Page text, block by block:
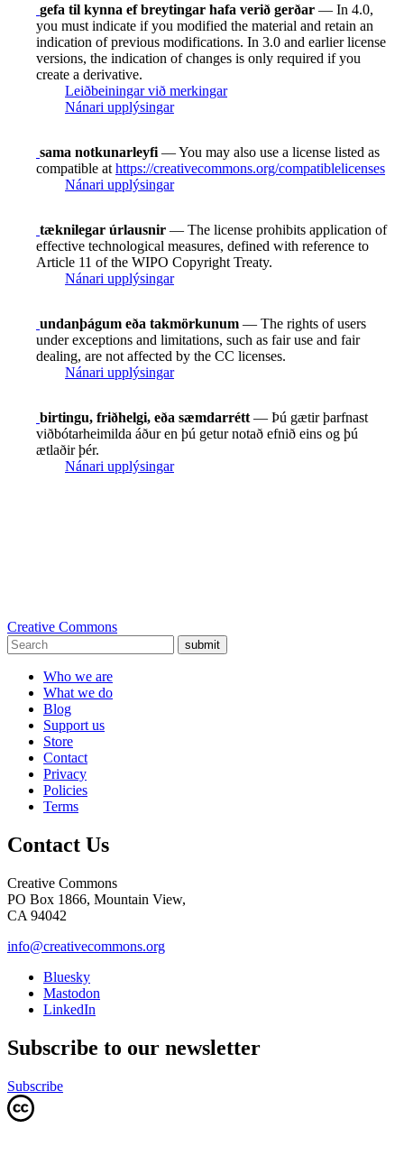
gefa til kynna ef breytingar hafa verið gerðar — In 4.0,
you must indicate if you modified the material and retain an
indication of previous modifications. In 3.0 and earlier license
versions, the indication of changes is only required if you
create a derivative.
Leiðbeiningar við merkingar
Nánari upplýsingar
sama notkunarleyfi — You may also use a license listed as
compatible at https://creativecommons.org/compatiblelicenses
Nánari upplýsingar
tæknilegar úrlausnir — The license prohibits application of
effective technological measures, defined with reference to
Article 11 of the WIPO Copyright Treaty.
Nánari upplýsingar
undanþágum eða takmörkunum — The rights of users
under exceptions and limitations, such as fair use and fair
dealing, are not affected by the CC licenses.
Nánari upplýsingar
birtingu, friðhelgi, eða sæmdarrétt — Þú gætir þarfnast
viðbótarheimilda áður en þú getur notað efnið eins og þú
ætlaðir þér.
Nánari upplýsingar
Creative Commons
submit
Who we are
What we do
Blog
Support us
Store
Contact
Privacy
Policies
Terms
Contact Us
Creative Commons
PO Box 1866, Mountain View,
CA 94042
info@creativecommons.org
Bluesky
Mastodon
LinkedIn
Subscribe to our newsletter
Subscribe